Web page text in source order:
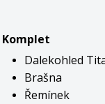
Komplet
Dalekohled
Brašna
Řemínek